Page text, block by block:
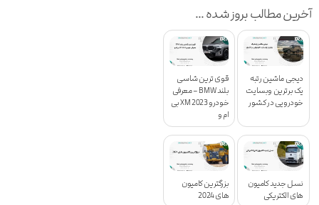
آخرین مطالب بروز شده ...
دیجی ماشین رتبه
یک برترین وبسایت
خودرویی در کشور
قوی ترین شاسی
بلند BMW – معرفی
خودرو XM 2023 بی
ام و
نسل جدید کامیون
های الکتریکی
بزرگترین کامیون
های 2024